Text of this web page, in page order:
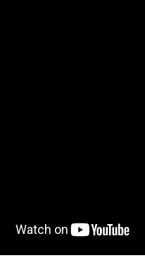
1 cucharadita de vinagre de manzana